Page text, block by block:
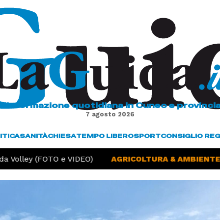
quotidiana in Cuneo e
7 agosto 2026
SANITÀCHIESATEMPO LIBEROSPORTCONSIGLIO
(FOTO e VIDEO) AGRICOLTURA & AMBIENTE -